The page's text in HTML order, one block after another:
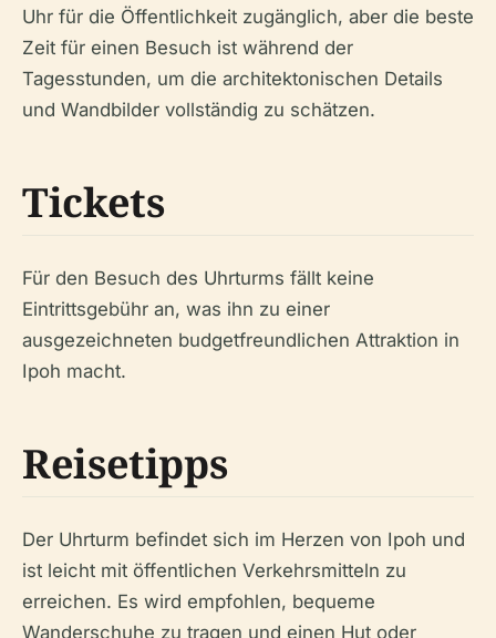
Uhr für die Öffentlichkeit zugänglich, aber die beste
Zeit für einen Besuch ist während der
Tagesstunden, um die architektonischen Details
und Wandbilder vollständig zu schätzen.
Tickets
Für den Besuch des Uhrturms fällt keine
Eintrittsgebühr an, was ihn zu einer
ausgezeichneten budgetfreundlichen Attraktion in
Ipoh macht.
Reisetipps
Der Uhrturm befindet sich im Herzen von Ipoh und
ist leicht mit öffentlichen Verkehrsmitteln zu
erreichen. Es wird empfohlen, bequeme
Wanderschuhe zu tragen und einen Hut oder